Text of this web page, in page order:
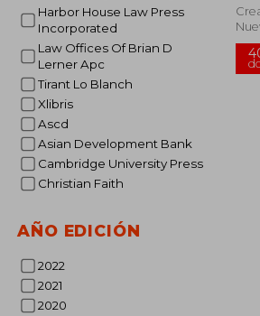
Harbor House Law Press
Incorporated
Law Offices Of Brian D
Lerner Apc
Tirant Lo Blanch
Xlibris
Ascd
Asian Development Bank
Cambridge University Press
Christian Faith
AÑO EDICIÓN
2022
2021
2020